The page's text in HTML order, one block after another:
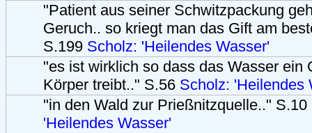
"Patient aus seiner Schwitzpackung
Geruch.. so kriegt man das Gift am
S.199 Scholz: 'Heilendes Wasser'
"es ist wirklich so dass das Wasser ein
Körper treibt.." S.56 Scholz: 'Heilendes
"in den Wald zur Prießnitzquelle.." S.10
'Heilendes Wasser'